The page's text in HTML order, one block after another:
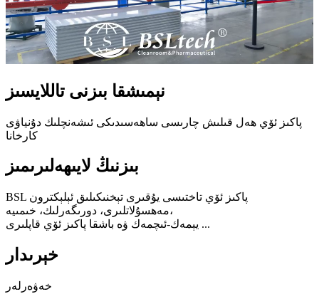
نېمىشقا بىزنى تاللايسىز
پاكىز ئۆي ھەل قىلىش چارىسى ساھەسىدىكى ئىشەنچلىك دۇنياۋى
كارخانا
بىزنىڭ لايىھەلىرىمىز
BSL پاكىز ئۆي تاختىسى يۇقىرى تېخنىكىلىق ئېلېكترون
مەھسۇلاتلىرى، دورىگەرلىك، خىمىيە،
يېمەك-ئىچمەك ۋە باشقا پاكىز ئۆي قاپلىرى ...
خېرىدار
خەۋەرلەر